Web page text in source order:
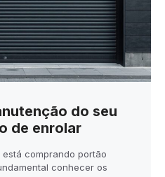
do seu
de enrolar
comprando portão
conhecer os